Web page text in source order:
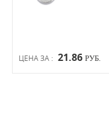
ЦЕНА ЗА : 21.86 РУБ.